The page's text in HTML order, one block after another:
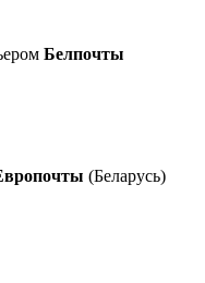
Белпочты
(Беларусь)